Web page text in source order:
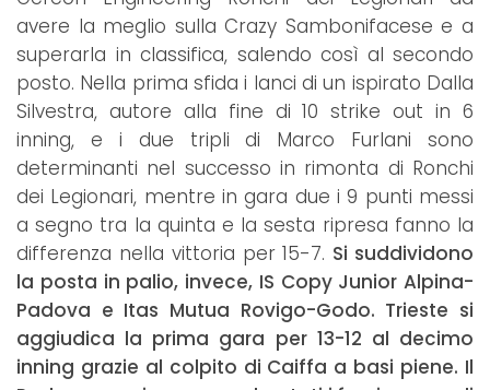
avere la meglio sulla Crazy Sambonifacese e a
superarla in classifica, salendo così al secondo
posto. Nella prima sfida i lanci di un ispirato Dalla
Silvestra, autore alla fine di 10 strike out in 6
inning, e i due tripli di Marco Furlani sono
determinanti nel successo in rimonta di Ronchi
dei Legionari, mentre in gara due i 9 punti messi
a segno tra la quinta e la sesta ripresa fanno la
differenza nella vittoria per 15-7. Si suddividono
la posta in palio, invece, IS Copy Junior Alpina-
Padova e Itas Mutua Rovigo-Godo. Trieste si
aggiudica la prima gara per 13-12 al decimo
inning grazie al colpito di Caiffa a basi piene. Il